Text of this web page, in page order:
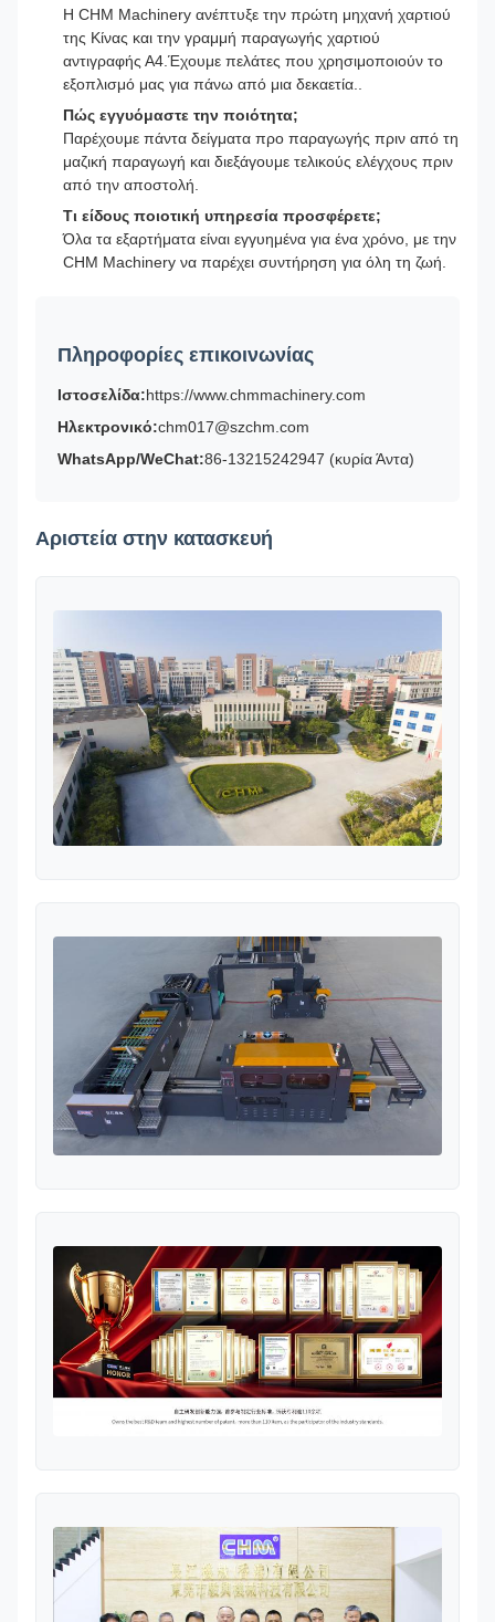
Η CHM Machinery ανέπτυξε την πρώτη μηχανή χαρτιού
της Κίνας και την γραμμή παραγωγής χαρτιού
αντιγραφής Α4.Έχουμε πελάτες που χρησιμοποιούν το
εξοπλισμό μας για πάνω από μια δεκαετία..
Πώς εγγυόμαστε την ποιότητα;
Παρέχουμε πάντα δείγματα προ παραγωγής πριν από τη
μαζική παραγωγή και διεξάγουμε τελικούς ελέγχους πριν
από την αποστολή.
Τι είδους ποιοτική υπηρεσία προσφέρετε;
Όλα τα εξαρτήματα είναι εγγυημένα για ένα χρόνο, με την
CHM Machinery να παρέχει συντήρηση για όλη τη ζωή.
Πληροφορίες επικοινωνίας
Ιστοσελίδα:https://www.chmmachinery.com
Ηλεκτρονικό:chm017@szchm.com
WhatsApp/WeChat:86-13215242947 (κυρία Άντα)
Αριστεία στην κατασκευή